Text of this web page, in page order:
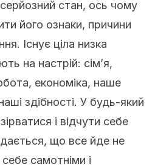
стан, ось чому
його ознаки, причини
Існує ціла низка
на настрій: сім’я,
економіка, наше
здібності. У будь-який
і відчути себе
що все йде не
самотніми і